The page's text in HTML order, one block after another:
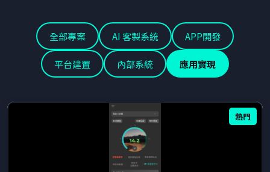
全部專案 AI 客製系統 APP開發
平台建置 內部系統 應用實現
熱門